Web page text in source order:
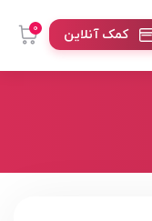
0 کمک آنلاین